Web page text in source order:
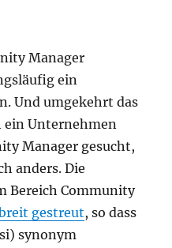
Manager
ein
Und umgekehrt das
ein Unternehmen
Manager gesucht,
anders. Die
Bereich Community
gestreut, so dass
synonym